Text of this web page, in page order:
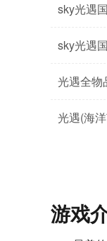
sky光遇
sky光遇
光遇全物
光遇(海
游戏